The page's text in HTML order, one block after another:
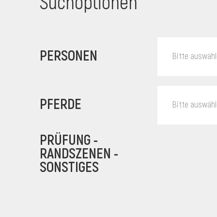
PERSONEN Bitte
PFERDE Bitte
PRÜFUNG -
RANDSZENEN -
SONSTIGES